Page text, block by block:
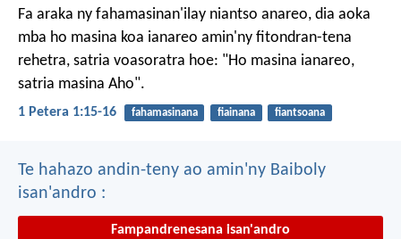
Fa araka ny fahamasinan'ilay niantso anareo, dia aoka
mba ho masina koa ianareo amin'ny fitondran-tena
rehetra, satria voasoratra hoe: "Ho masina ianareo,
satria masina Aho".
1 Petera 1:15-16 fahamasinana fiainana fiantsoana
Te hahazo andin-teny ao amin'ny Baiboly
isan'andro :
Fampandrenesana isan'andro